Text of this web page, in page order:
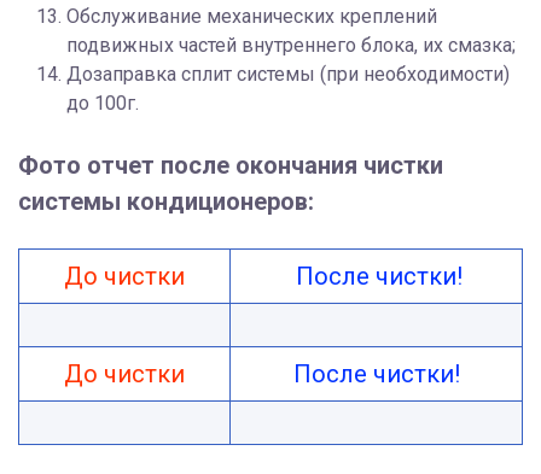
Обслуживание механических креплений
подвижных частей внутреннего блока, их смазка;
Дозаправка сплит системы (при необходимости)
до 100г.
Фото отчет после окончания чистки
системы кондиционеров:
До чистки После чистки!
До чистки После чистки!